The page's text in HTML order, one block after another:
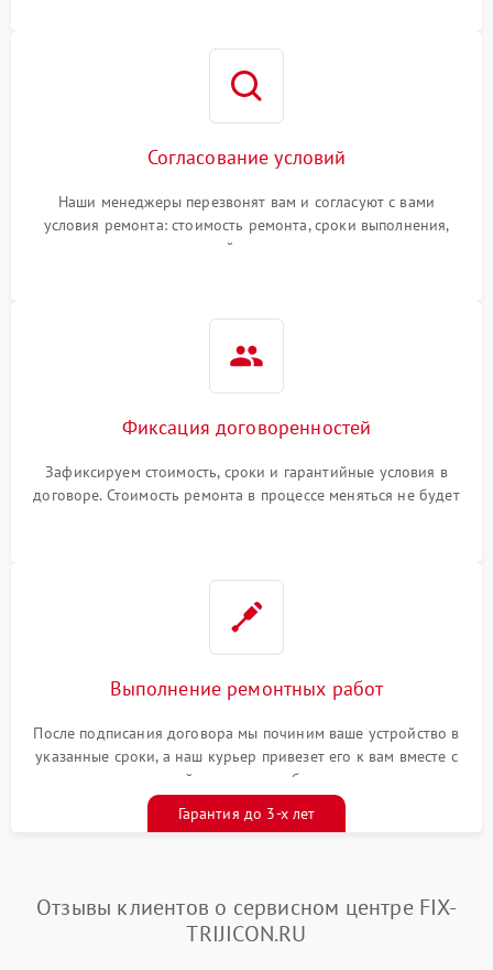
Согласование условий
Наши менеджеры перезвонят вам и согласуют с вами
условия ремонта: стоимость ремонта, сроки выполнения,
гарантийные условия
Фиксация договоренностей
Зафиксируем стоимость, сроки и гарантийные условия в
договоре. Стоимость ремонта в процессе меняться не будет
Выполнение ремонтных работ
После подписания договора мы починим ваше устройство в
указанные сроки, а наш курьер привезет его к вам вместе с
гарантийным талоном бесплатно
Гарантия до 3-х лет
Отзывы клиентов о сервисном центре FIX-
TRIJICON.RU